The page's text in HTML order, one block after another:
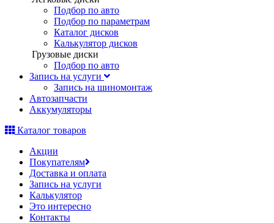
Подбор по авто
Подбор по параметрам
Каталог дисков
Калькулятор дисков
Грузовые диски
Подбор по авто
Запись на услуги
Запись на шиномонтаж
Автозапчасти
Аккумуляторы
Каталог товаров
Акции
Покупателям
Доставка и оплата
Запись на услуги
Калькулятор
Это интересно
Контакты